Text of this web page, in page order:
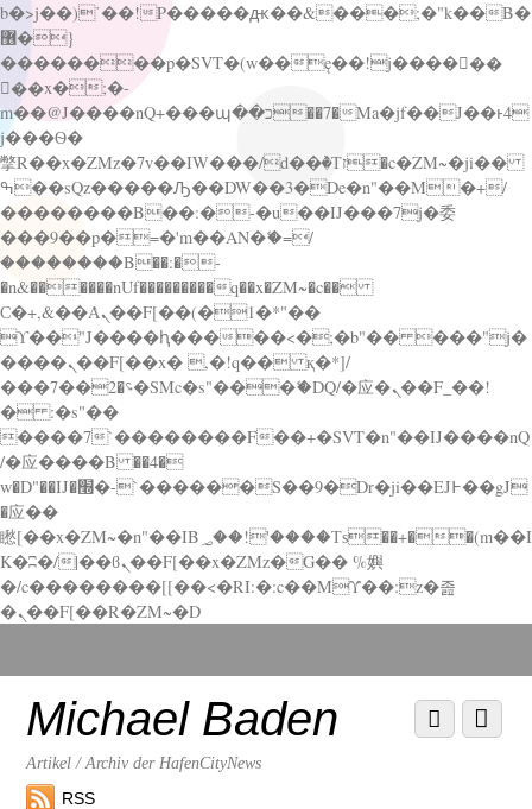
b�>j��)΄��!P�����ԫ��&���;�"k��B�
޶�}
��������p�SVT�(w��ę��!j������
��x�;�-
m��@J����nQ+���պ��כ��7�Ma�jf��J��ͱ4
j���Ѳ�
撆R��x�ZMz�7v��IW���/d��ٞ�Тז�c�ZM~�ji��
ߒ��sQz�����Ԡ��DW��3�De�n"��M�+/
��������B��:�-�u��IJ���7j�委
���9��p�=�'m��AN�ޭ�=/
��������B��:�-
�n&������nUf���������q��x�ZM~�c��
Ϲ�+,&��Ὰܢ��F[��(�1�*"��
ϒ��"J����ԧ�����<�;�b"�� ���"j�
����ܢ��F[��x� ,�!q�� қ�*]/
���؝�2��7�SMc�s"���ޭ�DQ/�应�ܢ��F_��!
� :�s"��
����7`��������F��+�SVT�n"��IJ����nQ
/�应����B ��4�
w�D"��IJ�׭�-`������S��9�Dr�ji��EJ߅��gJ
�应��
矁[��x�ZM~�n"��IB؃��!'����Тѕ��+��(m��I
K�ʭ�/|��ϐܢ��F[��x�ZMz�G�� %嬩
�/c��������[[��<�RI:�:c��MΎ��:z�졾
�ܢ��F[��R�ZM~�D
down
contentMichael Baden
Artikel / Archiv der HafenCityNews
RSS
Menu
Scroll
down